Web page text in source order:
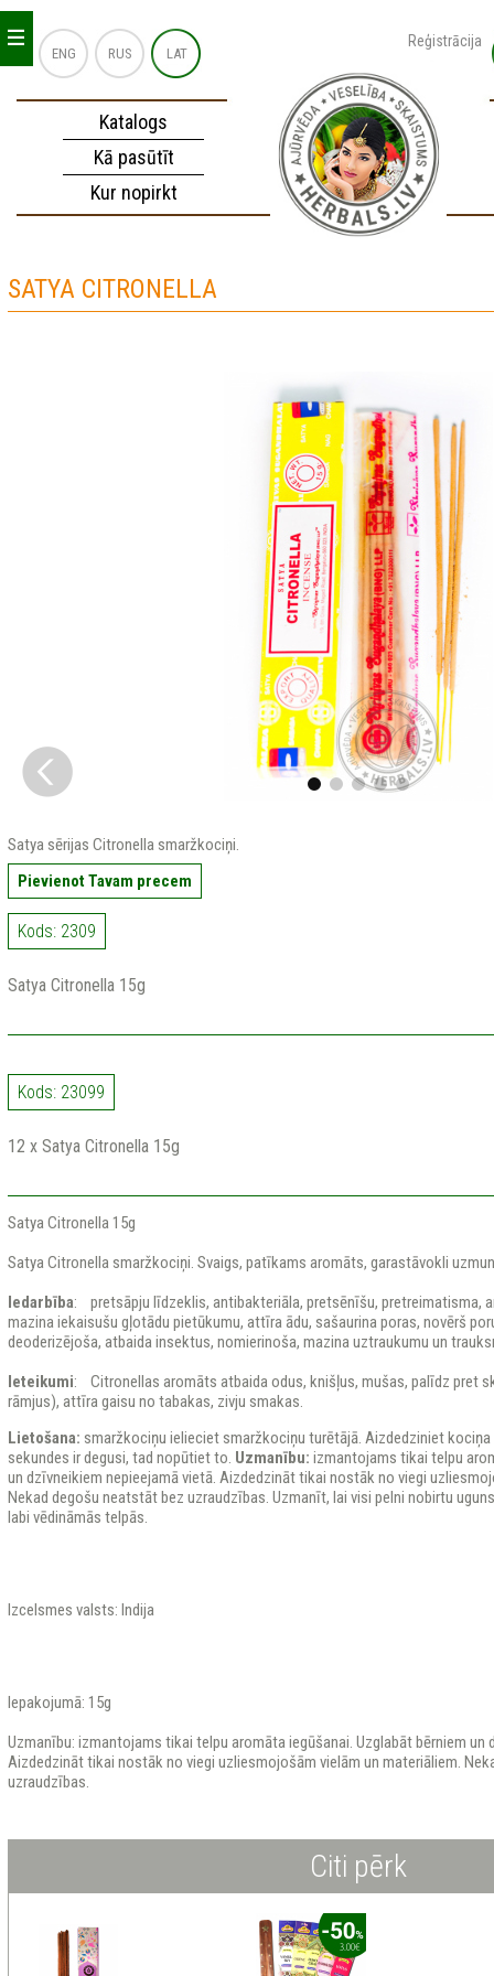
ENG RUS LAT
Reģistrācija
Katalogs
Kā pasūtīt
Kur nopirkt
_
_
_
SATYA CITRONELLA
Satya sērijas Citronella smaržkociņi.
Pievienot Tavam precem
Kods: 2309
Satya Citronella 15g
Kods: 23099
12 x Satya Citronella 15g
Satya Citronella 15g
Satya Citronella smaržkociņi. Svaigs, patīkams aromāts, garastāvokli
Iedarbība: pretsāpju līdzeklis, antibakteriāla, pretsēnīšu, pretreimatisma,
mazina iekaisušu gļotādu pietūkumu, attīra ādu, sašaurina poras, novērš
deoderizējoša, atbaida insektus, nomierinoša, mazina uztraukumu un
Ieteikumi: Citronellas aromāts atbaida odus, knišļus, mušas, palīdz pret
rāmjus), attīra gaisu no tabakas, zivju smakas.
Lietošana: smaržkociņu ielieciet smaržkociņu turētājā. Aizdedziniet
sekundes ir degusi, tad nopūtiet to. Uzmanību: izmantojams tikai telpu
un dzīvneikiem nepieejamā vietā. Aizdedzināt tikai nostāk no viegi
Nekad degošu neatstāt bez uzraudzības. Uzmanīt, lai visi pelni nobirtu
labi vēdināmās telpās.
Izcelsmes valsts: Indija
Iepakojumā: 15g
Uzmanību: izmantojams tikai telpu aromāta iegūšanai. Uzglabāt bērniem un
Aizdedzināt tikai nostāk no viegi uzliesmojošām vielām un materiāliem.
uzraudzības.
Citi pērk